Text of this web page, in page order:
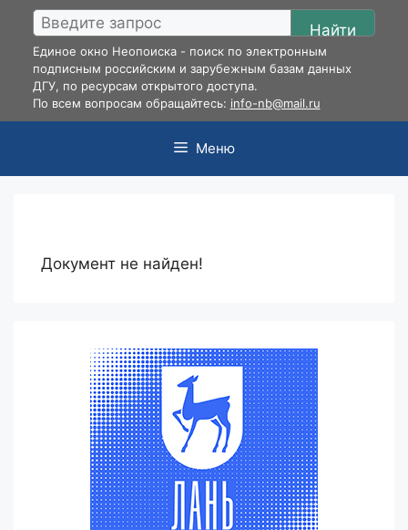
Перейти
содержимому
Найти
Единое окно Неопоиска - поиск по электронным
подписным российским и зарубежным базам данных
ДГУ, по ресурсам открытого доступа.
По всем вопросам обращайтесь: info-nb@mail.ru
Меню
Документ не найден!